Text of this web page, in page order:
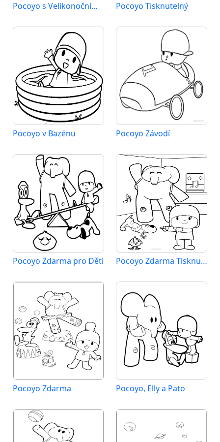
Pocoyo s Velikonočními Vejci Pocoyo Tisknutelný
Pocoyo v Bazénu Pocoyo Závodí
Pocoyo Zdarma pro Děti Pocoyo Zdarma Tisknutelný
Pocoyo Zdarma Pocoyo, Elly a Pato